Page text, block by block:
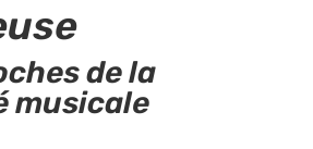
de la
musicale